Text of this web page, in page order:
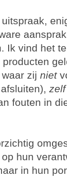
Ik vind het
zij niet
zelf
fouten in
hun
in hun